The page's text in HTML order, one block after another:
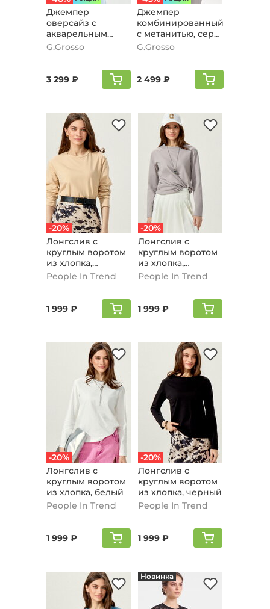
Джемпер
оверсайз с
акварельным
рисунком, мятный
G.Grosso
3 299 ₽
Джемпер
комбинированный
с метанитью, серо-
голубой
G.Grosso
2 499 ₽
-20%
Лонгслив с
круглым воротом
из хлопка,
бежевый
People In Trend
1 999 ₽
-20%
Лонгслив с
круглым воротом
из хлопка,
графитовый
People In Trend
1 999 ₽
-20%
Лонгслив с
круглым воротом
из хлопка, белый
People In Trend
1 999 ₽
-20%
Лонгслив с
круглым воротом
из хлопка, черный
People In Trend
1 999 ₽
Новинка